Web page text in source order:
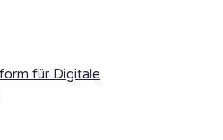
für Digitale